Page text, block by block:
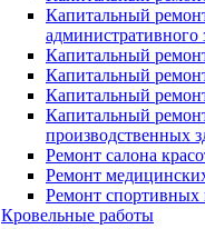
Капитальный
административного
Капитальный
Капитальный
Капитальный
Капитальный
производственных
Ремонт салона
Ремонт
Ремонт спортивных
Кровельные работы